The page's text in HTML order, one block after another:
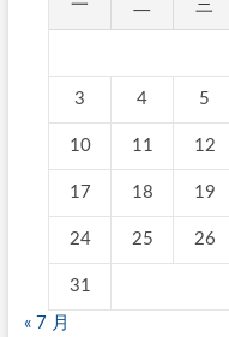
一 二 三
3 4 5
10 11 12
17 18 19
24 25 26
31
« 7 月